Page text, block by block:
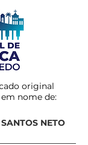
original
nome de:
NETO